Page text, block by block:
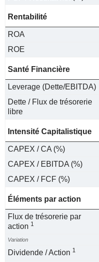
Rentabilité
ROA
ROE
Santé Financière
Leverage (Dette/EBITDA)
Dette / Flux de trésorerie
libre
Intensité Capitalistique
CAPEX / CA (%)
CAPEX / EBITDA (%)
CAPEX / FCF (%)
Éléments par action
Flux de trésorerie par
action 1
Variation
Dividende / Action 1